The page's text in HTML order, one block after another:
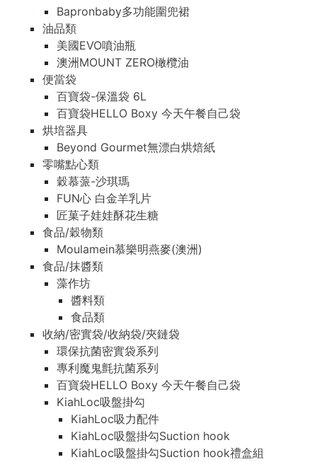
Bapronbaby多功能圍兜裙
油品類
美國EVO噴油瓶
澳洲MOUNT ZERO橄欖油
便當袋
百寶袋-保溫袋 6L
百寶袋HELLO Boxy 今天午餐自己袋
烘培器具
Beyond Gourmet無漂白烘焙紙
零嘴點心類
穀慕蒎-沙琪瑪
FUN心 白金羊乳片
匠菓子娃娃酥花生糖
食品/穀物類
Moulamein慕樂明燕麥(澳洲)
食品/抹醬類
藻作坊
醬料類
食品類
收納/密實袋/收納袋/夾鏈袋
環保抗菌密實袋系列
專利魔鬼氈抗菌系列
百寶袋HELLO Boxy 今天午餐自己袋
KiahLoc吸盤掛勾
KiahLoc吸力配件
KiahLoc吸盤掛勾Suction hook
KiahLoc吸盤掛勾Suction hook禮盒組